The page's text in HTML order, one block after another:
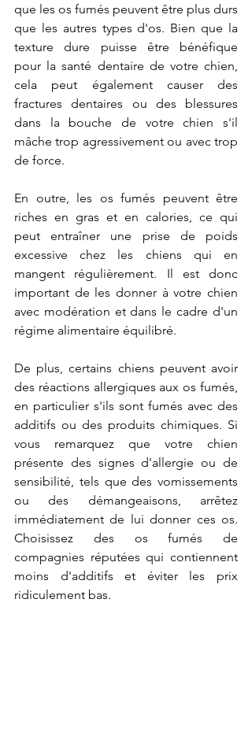
que les os fumés peuvent être plus durs
que les autres types d'os. Bien que la
texture dure puisse être bénéfique
pour la santé dentaire de votre chien,
cela peut également causer des
fractures dentaires ou des blessures
dans la bouche de votre chien s'il
mâche trop agressivement ou avec trop
de force.
En outre, les os fumés peuvent être
riches en gras et en calories, ce qui
peut entraîner une prise de poids
excessive chez les chiens qui en
mangent régulièrement. Il est donc
important de les donner à votre chien
avec modération et dans le cadre d'un
régime alimentaire équilibré.
De plus, certains chiens peuvent avoir
des réactions allergiques aux os fumés,
en particulier s'ils sont fumés avec des
additifs ou des produits chimiques. Si
vous remarquez que votre chien
présente des signes d'allergie ou de
sensibilité, tels que des vomissements
ou des démangeaisons, arrêtez
immédiatement de lui donner ces os.
Choisissez des os fumés de
compagnies réputées qui contiennent
moins d'additifs et éviter les prix
ridiculement bas.